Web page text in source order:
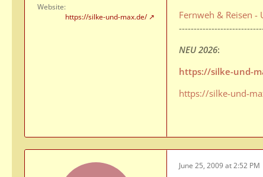
Website
https://silke-und-max.de/
Fernweh & Reisen -
NEU 2026:
https://silke-und-
https://silke-und-
June 25, 2009 at 2:52 PM